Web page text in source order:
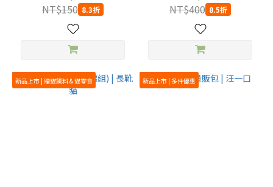
NT$150 8.3折
NT$400 8.5折
新品上市 | 贈貓飼料 & 貓零食 新品上市 | 多件優惠